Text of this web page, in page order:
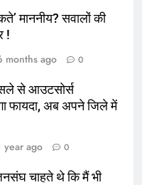
माननीय? सवालों की
!
months ago 0
से आउटसोर्स
फायदा, अब अपने जिले में
year ago 0
चाहते थे कि मैं भी